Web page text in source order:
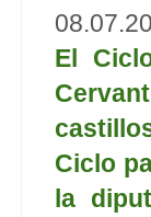
El
Ciclo
la